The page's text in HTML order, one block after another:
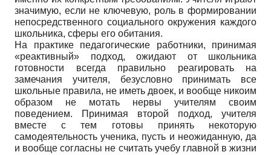
значимую, если не ключевую, роль в формировании
непосредственного социального окружения каждого
школьника, сферы его обитания.
На практике педагогические работники, принимая
«реактивный» подход, ожидают от школьника
готовности всегда правильно реагировать на
замечания учителя, безусловно принимать все
школьные правила, не иметь двоек, и вообще никоим
образом не мотать нервы учителям своим
поведением. Принимая второй подход, учителя
вместе с тем готовы принять некоторую
самодеятельность ученика, пусть и неожиданную, да
и вообще согласны не считать учебу главной в жизни